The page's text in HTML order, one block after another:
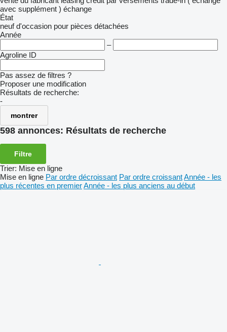
avec supplément ) échange
État
neuf d'occasion pour pièces détachées
Année
–
Agroline ID
Pas assez de filtres ?
Proposer une modification
Résultats de recherche:
-
montrer
598 annonces: Résultats de recherche
Filtre
Trier: Mise en ligne
Mise en ligne Par ordre décroissant Par ordre croissantAnnée - les
plus récentes en premierAnnée - les plus anciens au début